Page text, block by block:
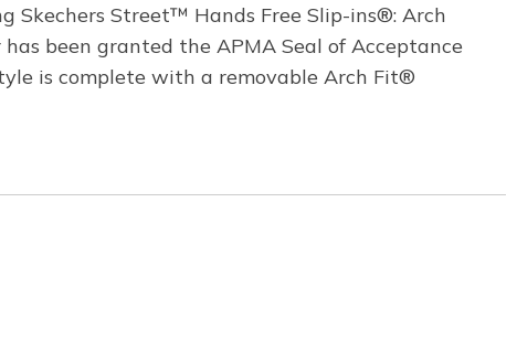
Skechers Street™ Hands Free Slip-ins®: Arch
been granted the APMA Seal of Acceptance
is complete with a removable Arch Fit®